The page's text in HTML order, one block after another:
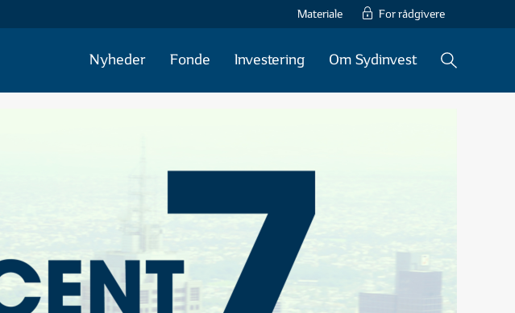
Materiale For rådgivere
Nyheder Fonde Investering Om Sydinvest